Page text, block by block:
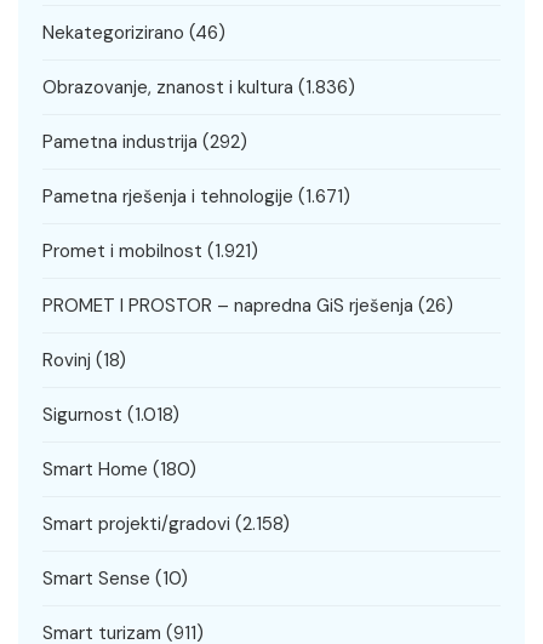
Nekategorizirano (46)
Obrazovanje, znanost i kultura (1.836)
Pametna industrija (292)
Pametna rješenja i tehnologije (1.671)
Promet i mobilnost (1.921)
PROMET I PROSTOR – napredna GiS rješenja (26)
Rovinj (18)
Sigurnost (1.018)
Smart Home (180)
Smart projekti/gradovi (2.158)
Smart Sense (10)
Smart turizam (911)